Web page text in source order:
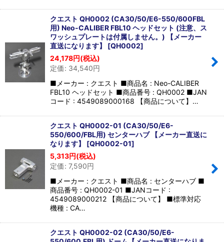
クエスト QH0002 (CA30/50/E6-550/600FBL
用) Neo-CALIBER FBL10 ヘッドセット (注意、ス
ワッシュプレートは付属しません。) 【メーカー
直送になります】
[QH0002]
24,178円(税込)
定価: 34,540円
■メーカー : クエスト ■商品名 : Neo-CALIBER
FBL10 ヘッドセット ■商品番号 : QH0002 ■JAN
コード : 4549089000168 【商品について】…
クエスト QH0002-01 (CA30/50/E6-
550/600/FBL用) センターハブ 【メーカー直送に
なります】
[QH0002-01]
5,313円(税込)
定価: 7,590円
■メーカー : クエスト ■商品名 : センターハブ ■
商品番号 : QH0002-01 ■JANコード :
4549089000212 【商品について】 ■標準対応
機種 : CA…
クエスト QH0002-02 (CA30/50/E6-